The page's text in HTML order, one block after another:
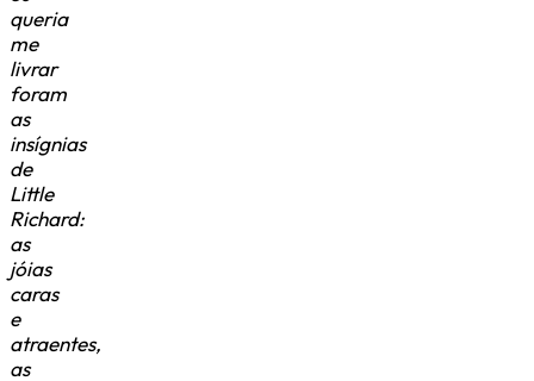
queria
me
livrar
foram
as
insígnias
de
Little
Richard:
as
jóias
caras
e
atraentes,
as